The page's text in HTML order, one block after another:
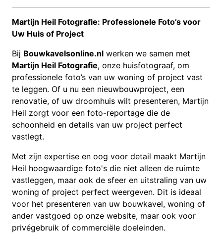
Martijn Heil Fotografie: Professionele Foto’s voor
Uw Huis of Project
Bij Bouwkavelsonline.nl werken we samen met
Martijn Heil Fotografie, onze huisfotograaf, om
professionele foto’s van uw woning of project vast
te leggen. Of u nu een nieuwbouwproject, een
renovatie, of uw droomhuis wilt presenteren, Martijn
Heil zorgt voor een foto-reportage die de
schoonheid en details van uw project perfect
vastlegt.
Met zijn expertise en oog voor detail maakt Martijn
Heil hoogwaardige foto's die niet alleen de ruimte
vastleggen, maar ook de sfeer en uitstraling van uw
woning of project perfect weergeven. Dit is ideaal
voor het presenteren van uw bouwkavel, woning of
ander vastgoed op onze website, maar ook voor
privégebruik of commerciële doeleinden.